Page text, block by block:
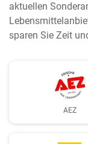
aktuellen
sparen Sie Zeit
AEZ